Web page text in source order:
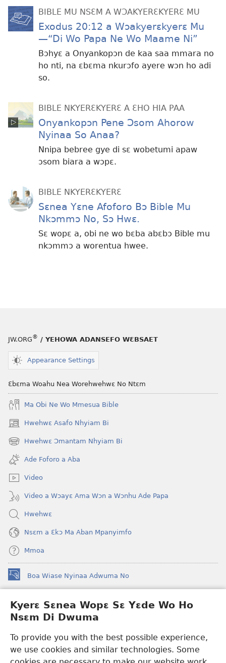
Kyerɛ Sɛnea Wopɛ Sɛ Yɛde Wo Ho
Nsɛm Di Dwuma
To provide you with the best possible experience,
we use cookies and similar technologies. Some
BIBLE MU NSƐM A WƆAKYERƐKYERƐ MU
Exodus 20:12 a Wɔakyerɛkyerɛ Mu
—“Di Wo Papa Ne Wo Maame Ni”
Bɔhyɛ a Onyankopɔn de kaa saa mmara no
ho nti, na ɛbɛma nkurɔfo ayere wɔn ho adi
so.
BIBLE NKYERƐKYERƐ A ƐHO HIA PAA
Onyankopɔn Pene Ɔsom Ahorow
Nyinaa So Anaa?
Nnipa bebree gye di sɛ wobetumi apaw
ɔsom biara a wɔpɛ.
BIBLE NKYERƐKYERƐ
Sɛnea Yɛne Afoforo Bɔ Bible Mu
Nkɔmmɔ No, Sɔ Hwɛ.
Sɛ wopɛ a, obi ne wo bɛba abɛbɔ Bible mu
nkɔmmɔ a worentua hwee.
JW.ORG® / YEHOWA ADANSEFO WƐBSAET
Appearance Settings
Ɛbɛma Woahu Nea Worehwehwɛ No Ntɛm
Ma Obi Ne Wo Mmesua Bible
Hwehwɛ Asafo Nhyiam Bi
(opens
new
window)
Hwehwɛ Ɔmantam Nhyiam Bi
(opens
new
window)
Ade Foforo a Aba
Video
Video a Wɔayɛ Ama Wɔn a Wɔnhu Ade Papa
Hwehwɛ
Nsɛm a Ɛkɔ Ma Aban Mpanyimfo
Mmoa
Boa Wiase Nyinaa Adwuma No
(opens
new
window)
Ɔwɛn-Aban INTANƐT SO NHOMAKORABEA™
(opens
new
new
window)JW LibraryApp